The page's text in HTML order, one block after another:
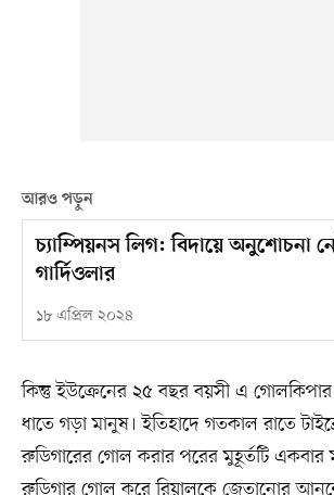
আরও পড়ুন
চ্যাম্পিয়নস লিগ: বিদায়ে অনুশোচনা
গার্দিওলার
১৮ এপ্রিল ২০২৪
কিন্তু ইউক্রেনের ২৫ বছর বয়সী এ
ধাতে গড়া মানুষ। ইতিহাদে গতকাল রাতে
রুডিগারের গোল করার পরের মুহূর্তটি